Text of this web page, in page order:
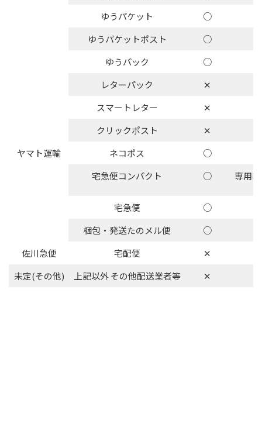
ゆうパケット
○
ゆうパケットポスト
○
ゆうパック
○
レターパック
✕
スマートレター
✕
クリックポスト
✕
ヤマト運輸
ネコポス
○
宅急便コンパクト
○ 専用
宅急便
○
梱包・発送たのメル便
○
佐川急便
宅配便
✕
未定(その他)
上記以外 その他配送業者等 ✕